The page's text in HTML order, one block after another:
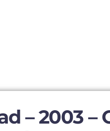
– 2003